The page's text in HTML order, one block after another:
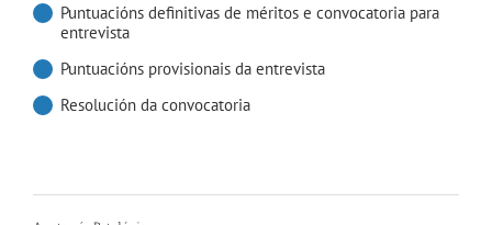
Puntuacións definitivas de méritos e convocatoria para
entrevista
Puntuacións provisionais da entrevista
Resolución da convocatoria